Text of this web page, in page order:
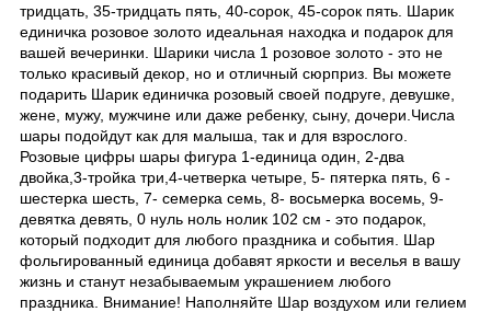
тридцать, 35-тридцать пять, 40-сорок, 45-сорок пять. Шарик
единичка розовое золото идеальная находка и подарок для
вашей вечеринки. Шарики числа 1 розовое золото - это не
только красивый декор, но и отличный сюрприз. Вы можете
подарить Шарик единичка розовый своей подруге, девушке,
жене, мужу, мужчине или даже ребенку, сыну, дочери.Числа
шары подойдут как для малыша, так и для взрослого.
Розовые цифры шары фигура 1-единица один, 2-два
двойка,3-тройка три,4-четверка четыре, 5- пятерка пять, 6 -
шестерка шесть, 7- семерка семь, 8- восьмерка восемь, 9-
девятка девять, 0 нуль ноль нолик 102 см - это подарок,
который подходит для любого праздника и события. Шар
фольгированный единица добавят яркости и веселья в вашу
жизнь и станут незабываемым украшением любого
праздника. Внимание! Наполняйте Шар воздухом или гелием